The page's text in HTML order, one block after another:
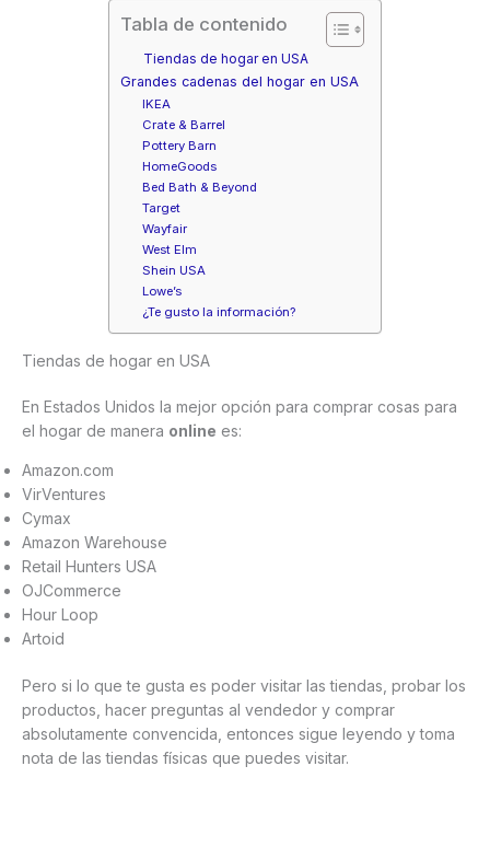
Tabla de contenido
Tiendas de hogar en USA
Grandes cadenas del hogar en USA
IKEA
Crate & Barrel
Pottery Barn
HomeGoods
Bed Bath & Beyond
Target
Wayfair
West Elm
Shein USA
Lowe’s
¿Te gusto la información?
Tiendas de hogar en USA
En Estados Unidos la mejor opción para comprar cosas para
el hogar de manera online es:
Amazon.com
VirVentures
Cymax
Amazon Warehouse
Retail Hunters USA
OJCommerce
Hour Loop
Artoid
Pero si lo que te gusta es poder visitar las tiendas, probar los
productos, hacer preguntas al vendedor y comprar
absolutamente convencida, entonces sigue leyendo y toma
nota de las tiendas físicas que puedes visitar.